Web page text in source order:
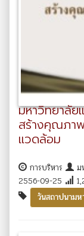
มหาวิทยาลัย
สร้างคุณภา
แวดล้อม
การบริหาร
ม
2556-09-25
วันสถาปนาม